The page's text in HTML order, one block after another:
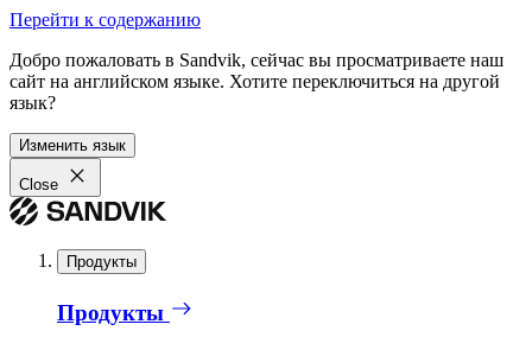
Перейти к содержанию
Добро пожаловать в Sandvik, сейчас вы просматриваете наш
сайт на английском языке. Хотите переключиться на другой
язык?
Изменить язык
Close
Продукты
Продукты